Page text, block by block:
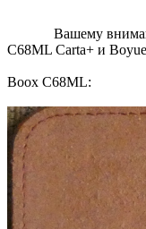
Вашему вниманию
C68ML Carta+ и
Boox C68ML: